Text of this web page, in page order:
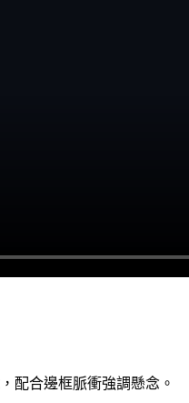
配合邊框脈衝強調懸念。